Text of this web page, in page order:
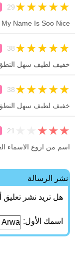
29 عاماً 25-12-2014 ★
★
★
★
★
My Name Is Soo Nice
38 عاماً 25-03-2020 ★
★
★
★
★
خفيف لطيف سهل النطق
38 عاماً 25-03-2020 ★
★
★
★
★
خفيف لطيف سهل النطق
21 عاماً 11-11-2020 ★
★
★
اسم من اروع الاسماء
نشر الرسالة
هل تريد نشر
اسمك الأول: